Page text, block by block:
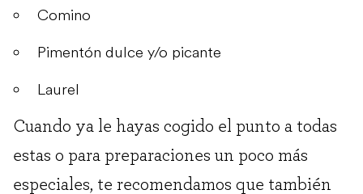
Comino
Pimentón dulce y/o picante
Laurel
Cuando ya le hayas cogido el punto a todas
estas o para preparaciones un poco más
especiales, te recomendamos que también